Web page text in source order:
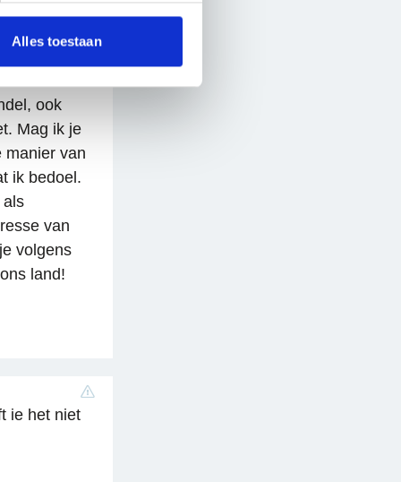
die je aan ze hebt
Alles toestaan
ook
Mag ik je
manier van
ik bedoel.
als
van
volgens
land!
ie het niet